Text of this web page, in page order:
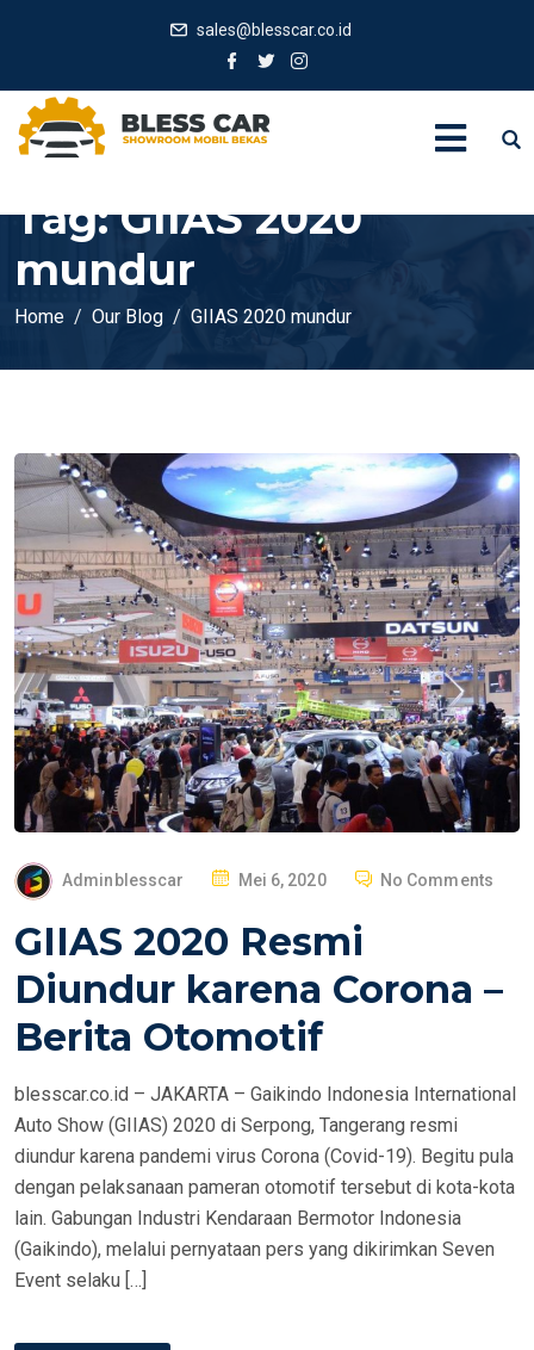
sales@blesscar.co.id
Tag:GIIAS 2020
mundur
Home Our Blog GIIAS 2020 mundur
Adminblesscar
P
E
D
N
Mei 6, 2020 No Comments
GIIAS 2020 Resmi
Diundur karena Corona –
Berita Otomotif
blesscar.co.id – JAKARTA – Gaikindo Indonesia International
Auto Show (GIIAS) 2020 di Serpong, Tangerang resmi
diundur karena pandemi virus Corona (Covid-19). Begitu pula
dengan pelaksanaan pameran otomotif tersebut di kota-kota
lain. Gabungan Industri Kendaraan Bermotor Indonesia
(Gaikindo), melalui pernyataan pers yang dikirimkan Seven
Event selaku […]